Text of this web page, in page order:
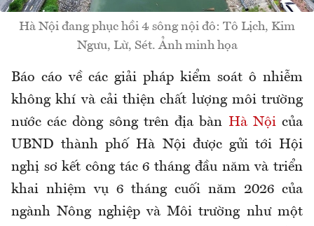
Hà Nội đang phục hồi 4 sông nội đô: Tô Lịch, Kim
Ngưu, Lừ, Sét. Ảnh minh họa
Báo cáo về các giải pháp kiểm soát ô nhiễm
không khí và cải thiện chất lượng môi trường
nước các dòng sông trên địa bàn Hà Nộicủa
UBND thành phố Hà Nội được gửi tới Hội
nghị sơ kết công tác 6 tháng đầu năm và triển
khai nhiệm vụ 6 tháng cuối năm 2026 của
ngành Nông nghiệp và Môi trường như một